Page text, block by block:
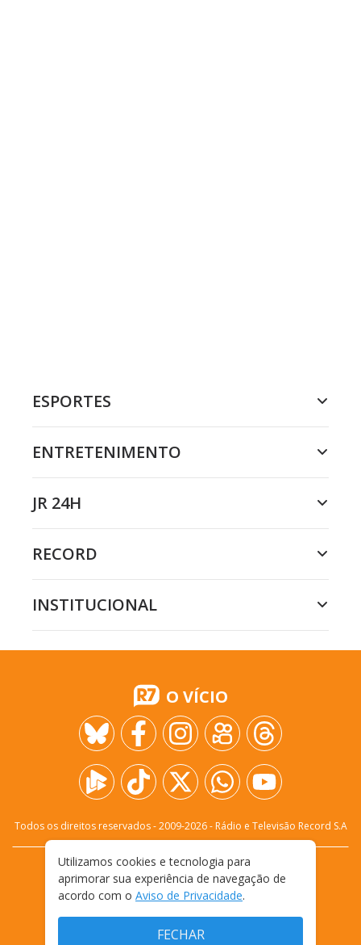
ESPORTES
ENTRETENIMENTO
JR 24H
RECORD
INSTITUCIONAL
O VÍCIO
Todos os direitos reservados - 2009-2026- Rádio e Televisão Record S.A
FALE CONOSCO
PRIVACIDADE
TERMOS E CONDIÇÕES DE USO
Utilizamos cookies e tecnologia para
aprimorar sua experiência de navegação de
acordo com o Aviso de Privacidade.
FECHAR